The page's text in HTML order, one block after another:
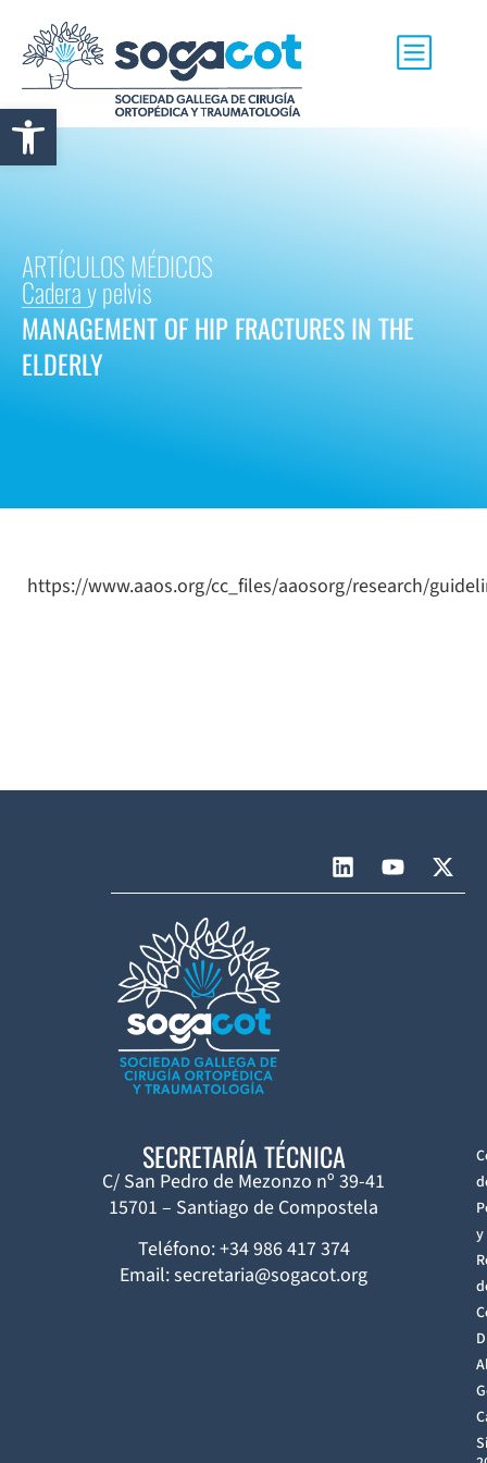
Abrir barra de herramientas
ARTÍCULOS MÉDICOS
Cadera y pelvis
MANAGEMENT OF HIP FRACTURES IN THE
ELDERLY
https://www.aaos.org/cc_files/aaosorg/research/
SECRETARÍA TÉCNICA
C/ San Pedro de Mezonzo nº 39-41
15701 – Santiago de Compostela
Teléfono: +34 986 417 374
Email: secretaria@sogacot.org
y